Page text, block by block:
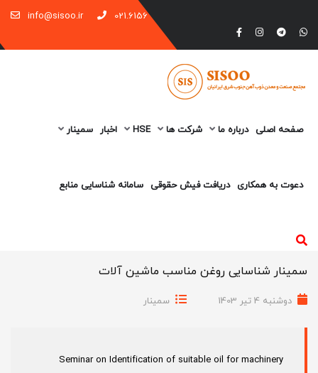
info@sisoo.ir 021.6156
صفحه اصلی درباره ما شرکت ها HSE اخبار سمینار
دعوت به همکاری دریافت فیش حقوقی سامانه شناسایی منابع
سمینار شناسایی روغن مناسب ماشین آلات
دوشنبه 4 تیر 1403 سمینار
Seminar on Identification of suitable oil for machinery